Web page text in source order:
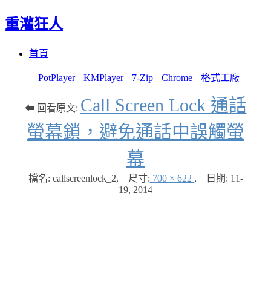
重灌狂人
首頁
PotPlayer KMPlayer 7-Zip Chrome 格式工廠
⬅ 回看原文: Call Screen Lock 通話
螢幕鎖，避免通話中誤觸螢
幕
檔名: callscreenlock_2, 尺寸: 700 × 622 , 日期: 11-
19, 2014